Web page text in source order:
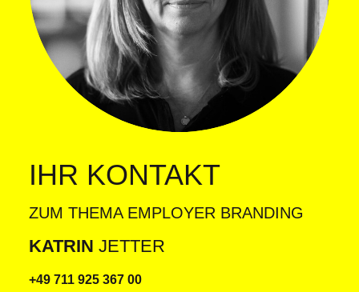
IHR KONTAKT
ZUM THEMA EMPLOYER BRANDING
KATRIN JETTER
+49 711 925 367 00